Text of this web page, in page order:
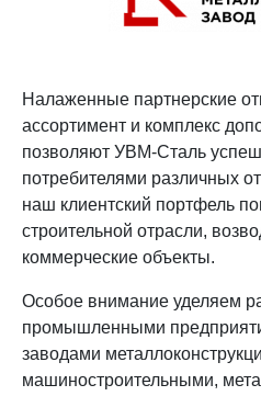
Налаженные партнерские
ассортимент и комплекс
позволяют УВМ-Сталь
потребителями различных
наш клиентский портфель
строительной отрасли,
коммерческие объекты.
Особое внимание уделяем
промышленными
заводами
машиностроительными,